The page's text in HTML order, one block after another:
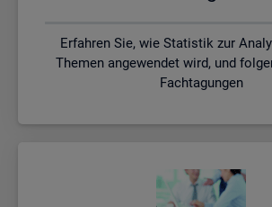
Erfahren Sie, wie Statistik zur
Themen angewendet wird, und
Fachtagungen